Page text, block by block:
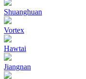
Shuanghuan
Vortex
Hawtai
Jiangnan